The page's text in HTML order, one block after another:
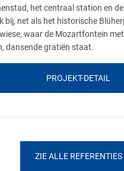
het centraal station en
bij, net als het historische
waar de Mozartfontein
dansende gratiën staat.
PROJEKT-DETAIL
ZIE ALLE REFERENTIES